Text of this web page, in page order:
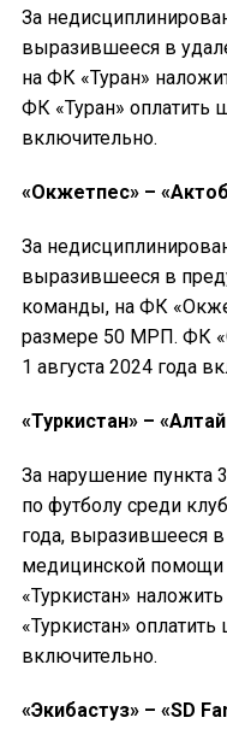
За
выразившееся в
на ФК «Туран»
ФК «Туран» оплатить
включительно.
«Окжетпес» –
За
выразившееся в
команды, на ФК
размере 50 МРП. ФК
1 августа 2024 года
«Туркистан» –
За нарушение пункта
по футболу среди
года, выразившееся
медицинской помощи
«Туркистан»
«Туркистан»
включительно.
«Экибастуз» – «SD